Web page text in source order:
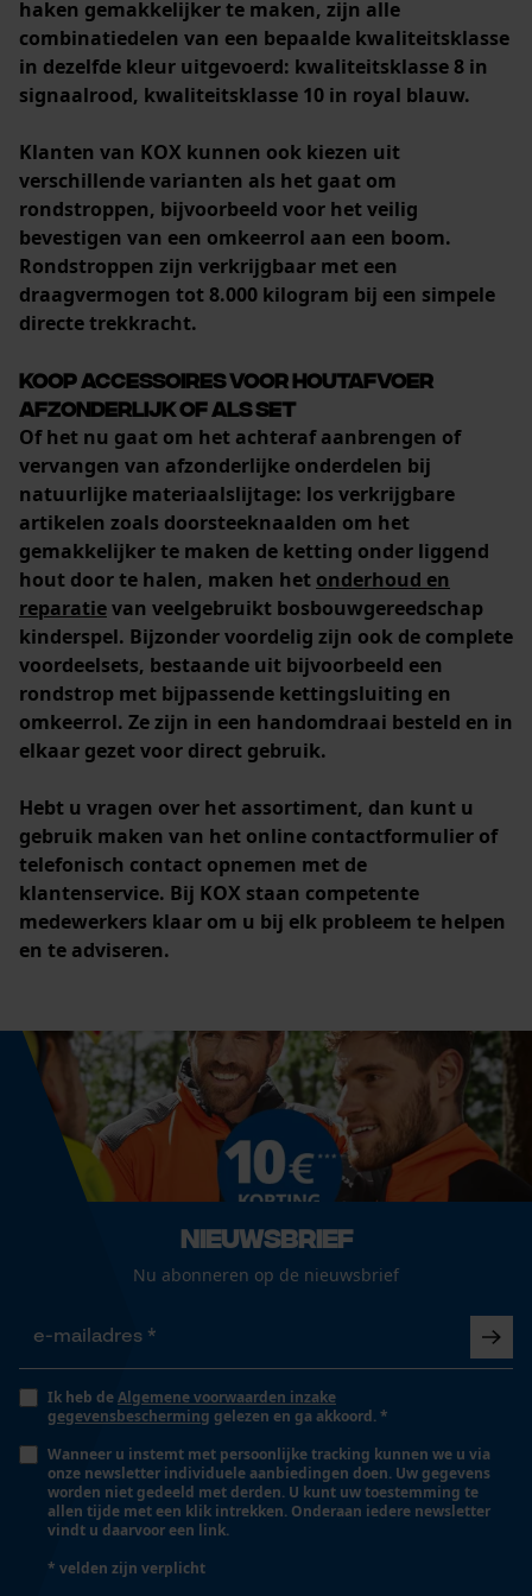
haken gemakkelijker te maken, zijn alle
combinatiedelen van een bepaalde kwaliteitsklasse
in dezelfde kleur uitgevoerd: kwaliteitsklasse 8 in
signaalrood, kwaliteitsklasse 10 in royal blauw.
Klanten van KOX kunnen ook kiezen uit
verschillende varianten als het gaat om
rondstroppen, bijvoorbeeld voor het veilig
bevestigen van een omkeerrol aan een boom.
Rondstroppen zijn verkrijgbaar met een
draagvermogen tot 8.000 kilogram bij een simpele
directe trekkracht.
Koop accessoires voor houtafvoer
afzonderlijk of als set
Of het nu gaat om het achteraf aanbrengen of
vervangen van afzonderlijke onderdelen bij
natuurlijke materiaalslijtage: los verkrijgbare
artikelen zoals doorsteeknaalden om het
gemakkelijker te maken de ketting onder liggend
hout door te halen, maken het onderhoud en
reparatievan veelgebruikt bosbouwgereedschap
kinderspel. Bijzonder voordelig zijn ook de complete
voordeelsets, bestaande uit bijvoorbeeld een
rondstrop met bijpassende kettingsluiting en
omkeerrol. Ze zijn in een handomdraai besteld en in
elkaar gezet voor direct gebruik.
Hebt u vragen over het assortiment, dan kunt u
gebruik maken van het online contactformulier of
telefonisch contact opnemen met de
klantenservice. Bij KOX staan competente
medewerkers klaar om u bij elk probleem te helpen
en te adviseren.
Nieuwsbrief
Nu abonneren op de nieuwsbrief
Ik heb deAlgemene voorwaarden inzake
gegevensbescherming gelezen en ga akkoord. *
Wanneer u instemt met persoonlijke tracking kunnen we u via
onze newsletter individuele aanbiedingen doen. Uw gegevens
worden niet gedeeld met derden. U kunt uw toestemming te
allen tijde met een klik intrekken. Onderaan iedere newsletter
vindt u daarvoor een link.
* velden zijn verplicht
Controleer instelling van
Session ID
De keuze voor
gegevensverwerking opslaan
Econda Tag Manager
Statistische Cookies
Econda Analytics
Mouseflow Web Analytics Tool
Fact-Finder Tracking
Prestatie en functionele
Cookies
Loop54 Personalization
Gepersonaliseerde homepage
Opgeslagen winkelwagen
Persoonlijke begroeting
Geo-IP en gebruikersdetectie
YouTube-video's
Google Maps
Google Global Site Tag
Microsoft Advertising
Universal Event Tracking
Survicate